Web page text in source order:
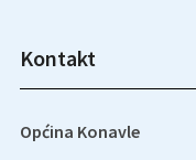
Kontakt
Općina Konavle